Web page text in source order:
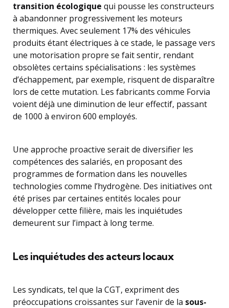
transition écologique qui pousse les constructeurs
à abandonner progressivement les moteurs
thermiques. Avec seulement 17% des véhicules
produits étant électriques à ce stade, le passage vers
une motorisation propre se fait sentir, rendant
obsolètes certains spécialisations : les systèmes
d’échappement, par exemple, risquent de disparaître
lors de cette mutation. Les fabricants comme Forvia
voient déjà une diminution de leur effectif, passant
de 1000 à environ 600 employés.
Une approche proactive serait de diversifier les
compétences des salariés, en proposant des
programmes de formation dans les nouvelles
technologies comme l’hydrogène. Des initiatives ont
été prises par certaines entités locales pour
développer cette filière, mais les inquiétudes
demeurent sur l’impact à long terme.
Les inquiétudes des acteurs locaux
Les syndicats, tel que la CGT, expriment des
préoccupations croissantes sur l’avenir de la sous-